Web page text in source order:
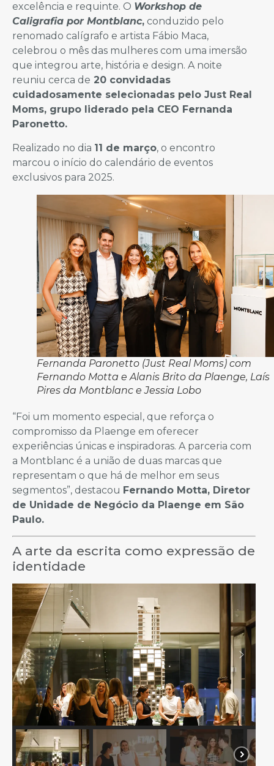
excelência e requinte. O Workshop de
Caligrafia por Montblanc, conduzido pelo
renomado calígrafo e artista Fábio Maca,
celebrou o mês das mulheres com uma imersão
que integrou arte, história e design. A noite
reuniu cerca de 20 convidadas
cuidadosamente selecionadas pelo Just Real
Moms, grupo liderado pela CEO Fernanda
Paronetto.
Realizado no dia 11 de março, o encontro
marcou o início do calendário de eventos
exclusivos para 2025.
Fernanda Paronetto (Just Real Moms) com
Fernando Motta e Alanis Brito da Plaenge, Laís
Pires da Montblanc e Jessia Lobo
“Foi um momento especial, que reforça o
compromisso da Plaenge em oferecer
experiências únicas e inspiradoras. A parceria com
a Montblanc é a união de duas marcas que
representam o que há de melhor em seus
segmentos”, destacou Fernando Motta, Diretor
de Unidade de Negócio da Plaenge em São
Paulo.
A arte da escrita como expressão de
identidade